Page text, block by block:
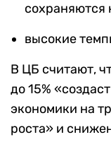
сохраняются
высокие
В ЦБ считают,
до 15%
экономики на
роста» и